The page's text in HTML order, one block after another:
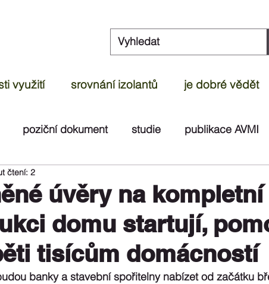
využití srovnání izolantů je dobré vědět
poziční dokument studie publikace AVMI
úvěry na kompletní
domu startují,
tisícům domácností
čtení: 2
banky a stavební spořitelny nabízet od začátku